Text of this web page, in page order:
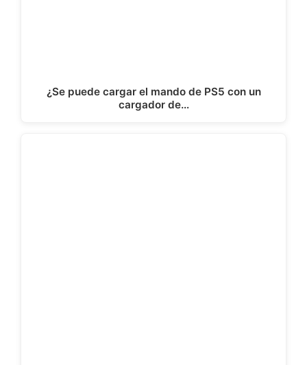
¿Se puede cargar el mando de PS5 con un
cargador de…